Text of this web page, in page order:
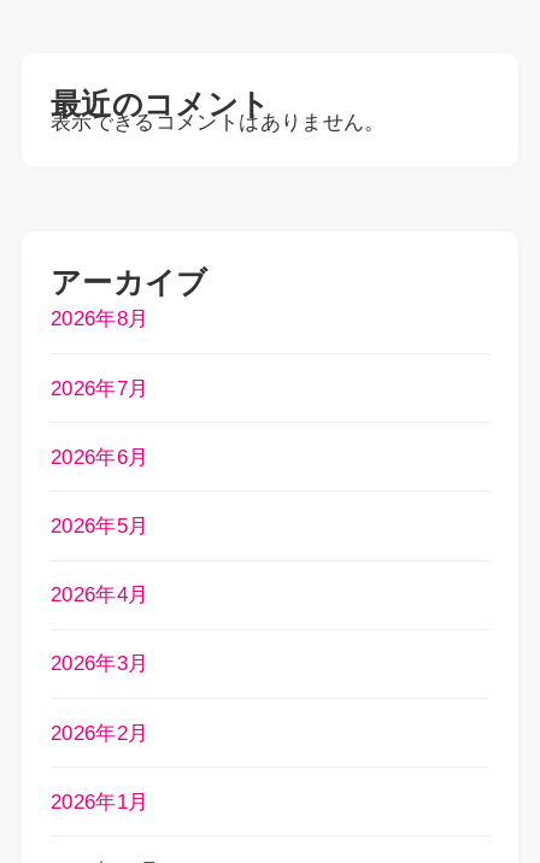
最近のコメント
表示できるコメントはありません。
アーカイブ
2026年8月
2026年7月
2026年6月
2026年5月
2026年4月
2026年3月
2026年2月
2026年1月